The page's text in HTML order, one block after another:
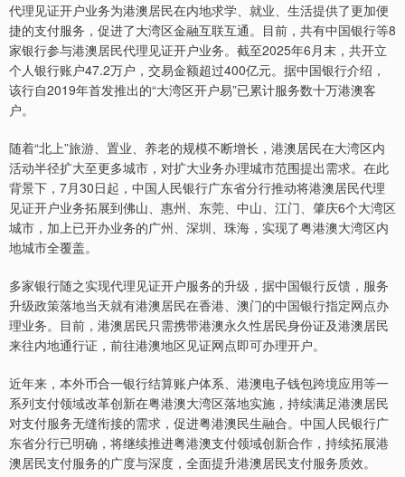
代理见证开户业务为港澳居民在内地求学、就业、生活提供了更加便
捷的支付服务，促进了大湾区金融互联互通。目前，共有中国银行等8
家银行参与港澳居民代理见证开户业务。截至2025年6月末，共开立
个人银行账户47.2万户，交易金额超过400亿元。据中国银行介绍，
该行自2019年首发推出的“大湾区开户易”已累计服务数十万港澳客
户。
随着“北上”旅游、置业、养老的规模不断增长，港澳居民在大湾区内
活动半径扩大至更多城市，对扩大业务办理城市范围提出需求。在此
背景下，7月30日起，中国人民银行广东省分行推动将港澳居民代理
见证开户业务拓展到佛山、惠州、东莞、中山、江门、肇庆6个大湾区
城市，加上已开办业务的广州、深圳、珠海，实现了粤港澳大湾区内
地城市全覆盖。
多家银行随之实现代理见证开户服务的升级，据中国银行反馈，服务
升级政策落地当天就有港澳居民在香港、澳门的中国银行指定网点办
理业务。目前，港澳居民只需携带港澳永久性居民身份证及港澳居民
来往内地通行证，前往港澳地区见证网点即可办理开户。
近年来，本外币合一银行结算账户体系、港澳电子钱包跨境应用等一
系列支付领域改革创新在粤港澳大湾区落地实施，持续满足港澳居民
对支付服务无缝衔接的需求，促进粤港澳民生融合。中国人民银行广
东省分行已明确，将继续推进粤港澳支付领域创新合作，持续拓展港
澳居民支付服务的广度与深度，全面提升港澳居民支付服务质效。